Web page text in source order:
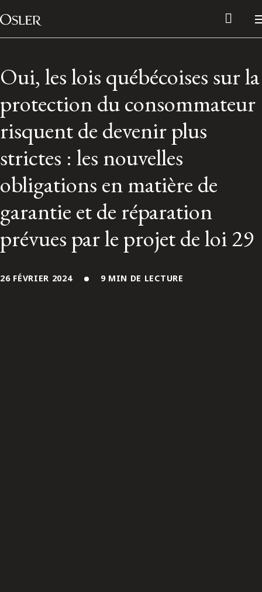
Passer au contenu
Main Navigation
Réseau des anciens d’Osler
Contactez-nous
Oui, les lois québécoises sur la
protection du consommateur
risquent de devenir plus
strictes : les nouvelles
obligations en matière de
garantie et de réparation
prévues par le projet de loi 29
26 FÉVRIER 2024 9 MIN DE LECTURE